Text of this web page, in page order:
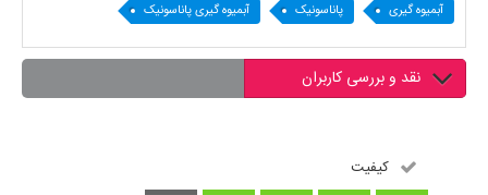
آبمیوه گیری پاناسونیک آبمیوه گیری پاناسونیک
نقد و بررسی کاربران
کیفیت